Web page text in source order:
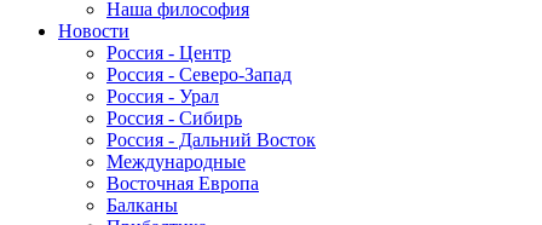
Наша философия
Новости
Россия - Центр
Россия - Северо-Запад
Россия - Урал
Россия - Сибирь
Россия - Дальний Восток
Международные
Восточная Европа
Балканы